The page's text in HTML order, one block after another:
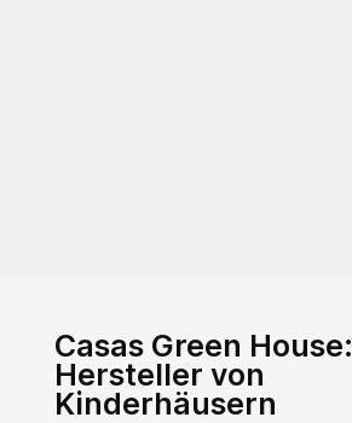
Casas Green House:
Hersteller von
Kinderhäusern